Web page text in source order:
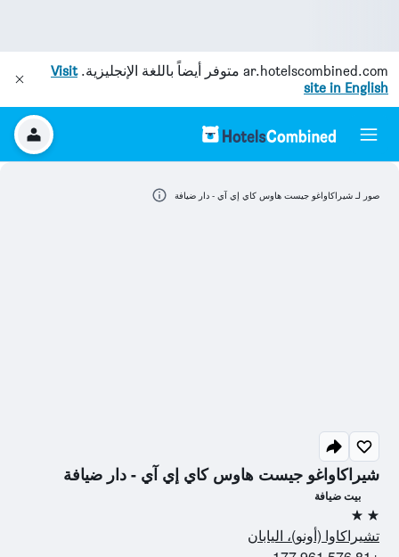
ar.hotelscombined.com متوفر أيضاً باللغة الإنجليزية.Visit
site in English
شيراكاواغو جيست هاوس كاي إي آي - دار ضيافة
بيت ضيافة
2 نجمتين
تشيراكاوا (أونو)، اليابان
صور لـ شيراكاواغو جيست هاوس كاي إي آي - دار ضيافة